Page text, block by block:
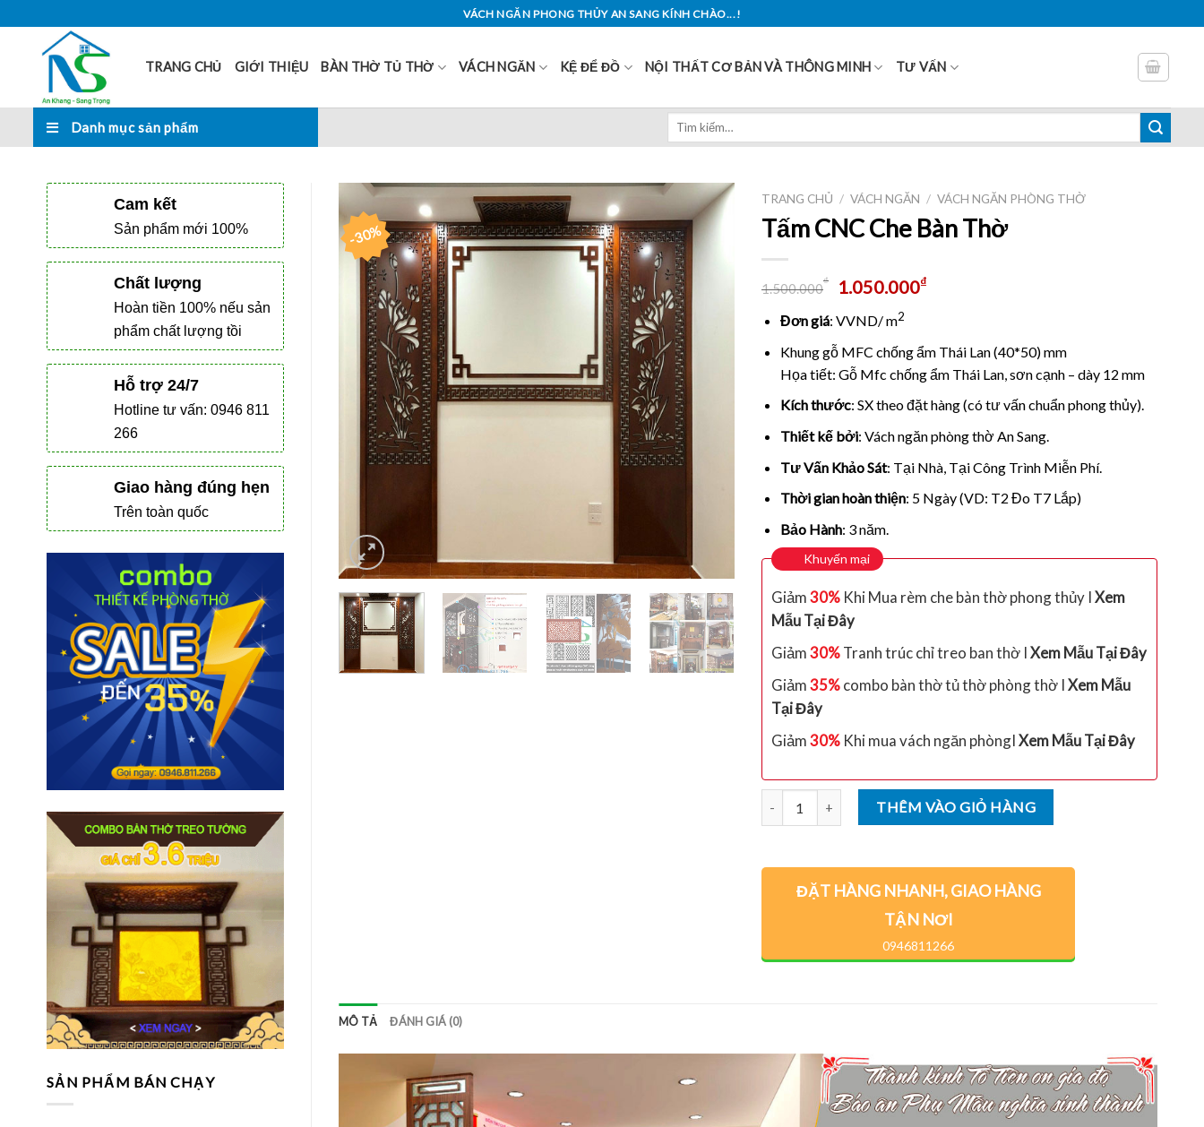
to
content
VÁCH NGĂN PHONG THỦY AN SANG KÍNH CHÀO...!
TRANG CHỦ GIỚI THIỆU BÀN THỜ TỦ THỜ VÁCH NGĂN KỆ ĐỂ ĐỒ NỘI THẤT CƠ BẢN VÀ THÔNG MINH TƯ VẤN
Danh mục sản phẩm
Tìm
Cam kết
Sản phẩm mới 100%
Chất lượng
Hoàn tiền 100% nếu sản
phẩm chất lượng tồi
Hỗ trợ 24/7
Hotline tư vấn: 0946 811
266
Giao hàng đúng hẹn
Trên toàn quốc
SẢN PHẨM BÁN CHẠY
-30%
TRANG CHỦ / VÁCH NGĂN / VÁCH NGĂN PHÒNG THỜ
Tấm CNC Che Bàn Thờ
1.500.000
₫ 1.050.000₫
Đơn giá: VVND/ m2
Khung gỗ MFC chống ẩm Thái Lan (40*50) mm
Họa tiết: Gỗ Mfc chống ẩm Thái Lan, sơn cạnh – dày 12 mm
Kích thước: SX theo đặt hàng (có tư vấn chuẩn phong thủy).
Thiết kế bởi: Vách ngăn phòng thờ An Sang.
Tư Vấn Khảo Sát: Tại Nhà, Tại Công Trình Miễn Phí.
Thời gian hoàn thiện: 5 Ngày (VD: T2 Đo T7 Lắp)
Bảo Hành: 3 năm.
Khuyến mại
Giảm30% Khi Mua rèm che bàn thờ phong thủy IXem
Mẫu Tại Đây
Giảm30%Tranh trúc chỉ treo ban thờ IXem Mẫu Tại Đây
Giảm35%combo bàn thờ tủ thờ phòng thờ IXem Mẫu
Tại Đây
Giảm30% Khi mua vách ngăn phòngIXem Mẫu Tại Đây
THÊM VÀO GIỎ HÀNG
ĐẶT HÀNG NHANH, GIAO HÀNG
TẬN NƠI
0946811266
MÔ TẢ ĐÁNH GIÁ (0)